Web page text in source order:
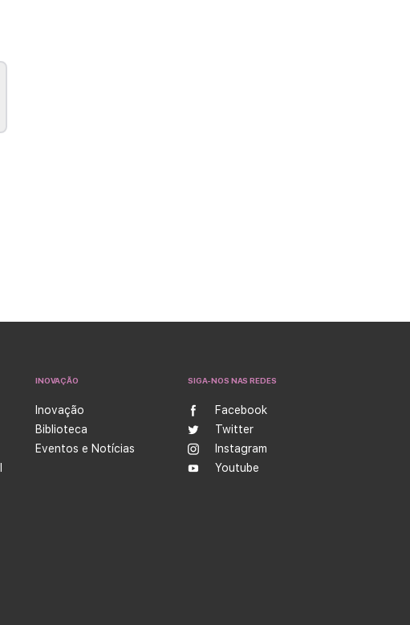
INOVAÇÃO
Inovação
Biblioteca
Eventos e Notícias
SIGA-NOS NAS REDES
Facebook
Twitter
Instagram
Youtube